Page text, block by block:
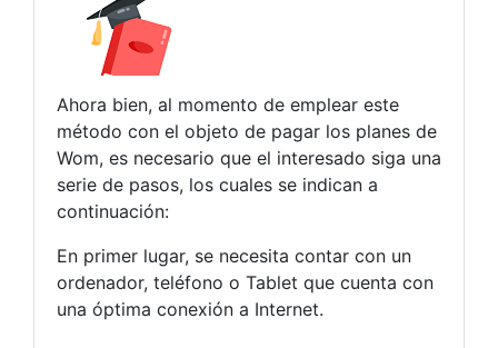
Ahora bien, al momento de emplear este
método con el objeto de pagar los planes de
Wom, es necesario que el interesado siga una
serie de pasos, los cuales se indican a
continuación:
En primer lugar, se necesita contar con un
ordenador, teléfono o Tablet que cuenta con
una óptima conexión a Internet.